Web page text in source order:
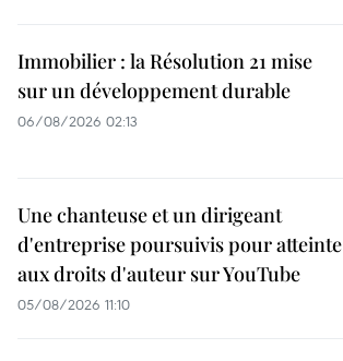
Immobilier : la Résolution 21 mise
sur un développement durable
06/08/2026 02:13
Une chanteuse et un dirigeant
d'entreprise poursuivis pour atteinte
aux droits d'auteur sur YouTube
05/08/2026 11:10